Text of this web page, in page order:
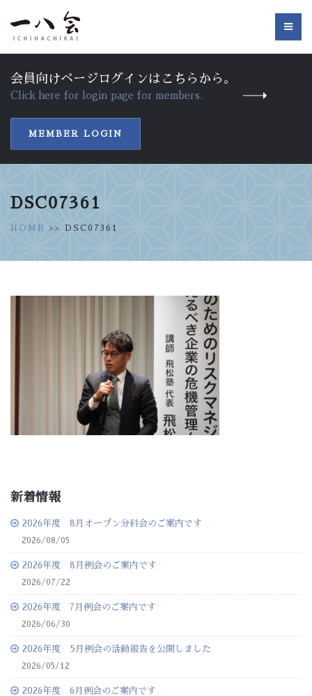
会員向けページログインはこちらから。
Click here for login page for members.
MEMBER LOGIN
DSC07361
HOME >> DSC07361
新着情報
2026年度 8月オープン分科会のご案内です
2026/08/05
2026年度 8月例会のご案内です
2026/07/22
2026年度 7月例会のご案内です
2026/06/30
2026年度 5月例会の活動報告を公開しました
2026/05/12
2026年度 6月例会のご案内です